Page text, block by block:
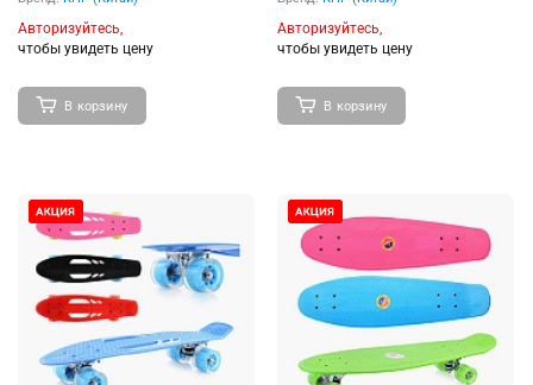
Авторизуйтесь,
чтобы увидеть цену
В корзину
Авторизуйтесь,
чтобы увидеть цену
В корзину